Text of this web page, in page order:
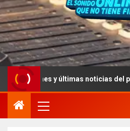
y últimas noticias del papá de